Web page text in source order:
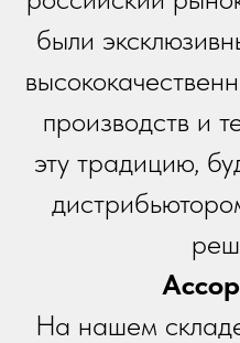
были
производств и
эту традицию,
На нашем